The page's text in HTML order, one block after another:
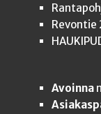
Revontie
Avoinna